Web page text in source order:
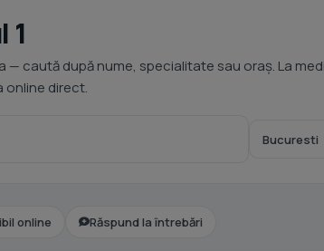
1
— caută după nume, specialitate sau oraș. La
online direct.
online Răspund la întrebări